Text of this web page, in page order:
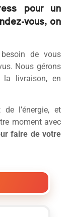
pour un
vous, on
de vous
Nous gérons
livraison, en
l’énergie, et
moment avec
faire de votre